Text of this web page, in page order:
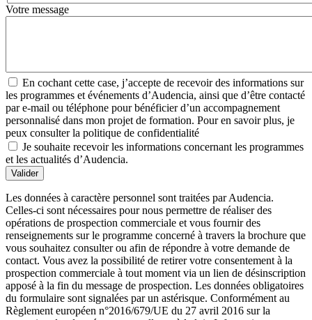
Votre message
En cochant cette case, j’accepte de recevoir des informations sur
les programmes et événements d’Audencia, ainsi que d’être contacté
par e-mail ou téléphone pour bénéficier d’un accompagnement
personnalisé dans mon projet de formation. Pour en savoir plus, je
peux consulter la politique de confidentialité
Je souhaite recevoir les informations concernant les programmes
et les actualités d’Audencia.
Valider
Les données à caractère personnel sont traitées par Audencia.
Celles-ci sont nécessaires pour nous permettre de réaliser des
opérations de prospection commerciale et vous fournir des
renseignements sur le programme concerné à travers la brochure que
vous souhaitez consulter ou afin de répondre à votre demande de
contact. Vous avez la possibilité de retirer votre consentement à la
prospection commerciale à tout moment via un lien de désinscription
apposé à la fin du message de prospection. Les données obligatoires
du formulaire sont signalées par un astérisque. Conformément au
Règlement européen n°2016/679/UE du 27 avril 2016 sur la